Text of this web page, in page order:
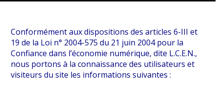
Conformément aux dispositions des articles 6-III et
19 de la Loi n° 2004-575 du 21 juin 2004 pour la
Confiance dans l’économie numérique, dite L.C.E.N.,
nous portons à la connaissance des utilisateurs et
visiteurs du site les informations suivantes :